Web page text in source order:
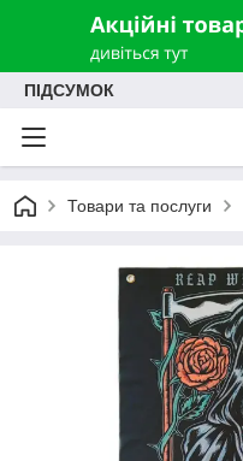
ПІДСУМОК
Товари та послуги